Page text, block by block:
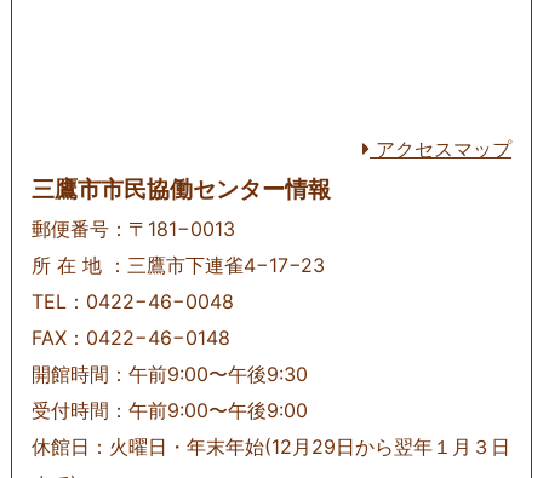
アクセスマップ
三鷹市市民協働センター情報
郵便番号：〒181−0013
所 在 地 ：三鷹市下連雀4−17−23
TEL：0422−46−0048
FAX：0422−46−0148
開館時間：午前9:00〜午後9:30
受付時間：午前9:00〜午後9:00
休館日：火曜日・年末年始(12月29日から翌年１月３日